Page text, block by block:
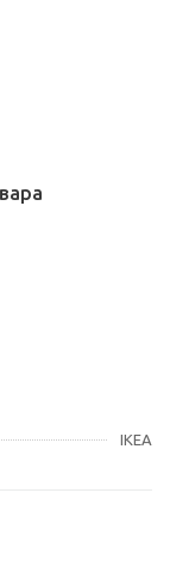
IKEA